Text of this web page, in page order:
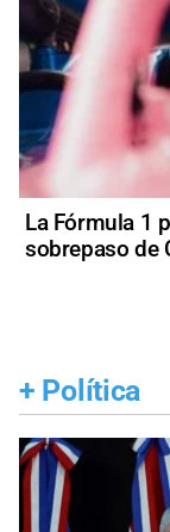
La Fórmula 1
sobrepaso de
+ Política